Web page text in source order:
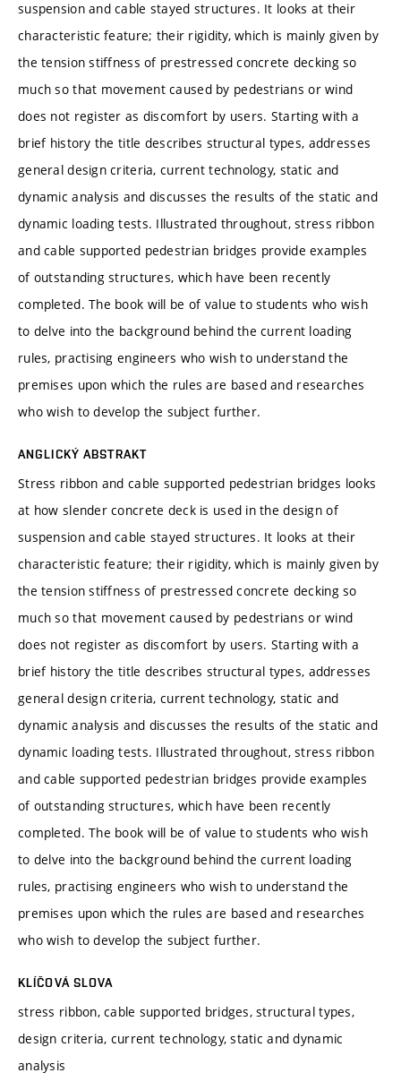
suspension and cable stayed structures. It looks at their
characteristic feature; their rigidity, which is mainly given by
the tension stiffness of prestressed concrete decking so
much so that movement caused by pedestrians or wind
does not register as discomfort by users. Starting with a
brief history the title describes structural types, addresses
general design criteria, current technology, static and
dynamic analysis and discusses the results of the static and
dynamic loading tests. Illustrated throughout, stress ribbon
and cable supported pedestrian bridges provide examples
of outstanding structures, which have been recently
completed. The book will be of value to students who wish
to delve into the background behind the current loading
rules, practising engineers who wish to understand the
premises upon which the rules are based and researches
who wish to develop the subject further.
ANGLICKÝ ABSTRAKT
Stress ribbon and cable supported pedestrian bridges looks
at how slender concrete deck is used in the design of
suspension and cable stayed structures. It looks at their
characteristic feature; their rigidity, which is mainly given by
the tension stiffness of prestressed concrete decking so
much so that movement caused by pedestrians or wind
does not register as discomfort by users. Starting with a
brief history the title describes structural types, addresses
general design criteria, current technology, static and
dynamic analysis and discusses the results of the static and
dynamic loading tests. Illustrated throughout, stress ribbon
and cable supported pedestrian bridges provide examples
of outstanding structures, which have been recently
completed. The book will be of value to students who wish
to delve into the background behind the current loading
rules, practising engineers who wish to understand the
premises upon which the rules are based and researches
who wish to develop the subject further.
KLÍČOVÁ SLOVA
stress ribbon, cable supported bridges, structural types,
design criteria, current technology, static and dynamic
analysis